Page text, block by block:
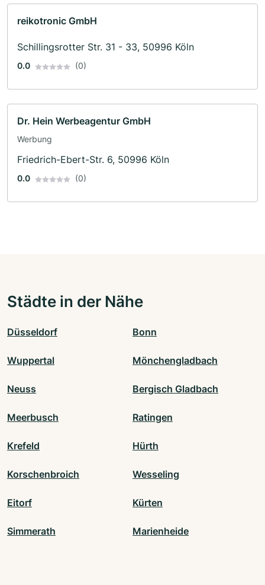
reikotronic GmbH
Schillingsrotter Str. 31 - 33, 50996 Köln
0.0 (0)
Dr. Hein Werbeagentur GmbH
Werbung
Friedrich-Ebert-Str. 6, 50996 Köln
0.0 (0)
Städte in der Nähe
Düsseldorf Bonn
Wuppertal Mönchengladbach
Neuss Bergisch Gladbach
Meerbusch Ratingen
Krefeld Hürth
Korschenbroich Wesseling
Eitorf Kürten
Simmerath Marienheide